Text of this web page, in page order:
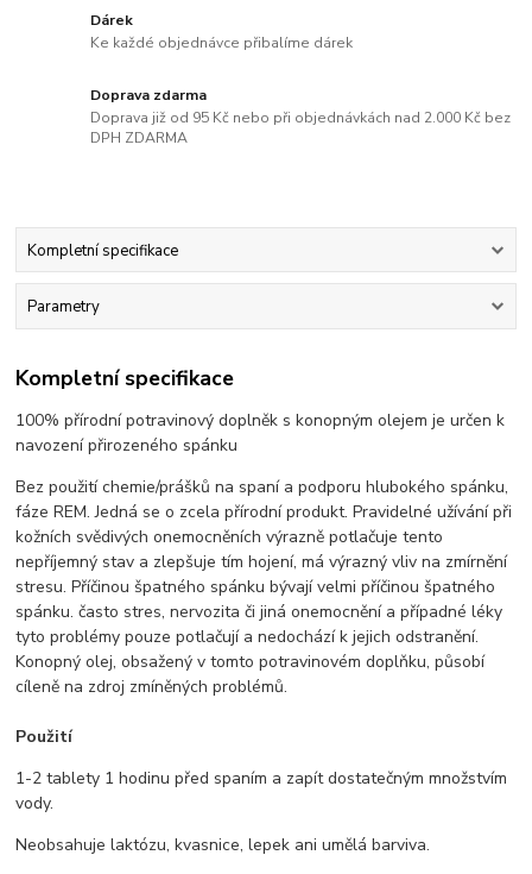
Dárek
Ke každé objednávce přibalíme dárek
Doprava zdarma
Doprava již od 95 Kč nebo při objednávkách nad 2.000 Kč bez
DPH ZDARMA
Kompletní specifikace
Parametry
Kompletní specifikace
100% přírodní potravinový doplněk s konopným olejem je určen k
navození přirozeného spánku
Bez použití chemie/prášků na spaní a podporu hlubokého spánku,
fáze REM. Jedná se o zcela přírodní produkt. Pravidelné užívání při
kožních svědivých onemocněních výrazně potlačuje tento
nepříjemný stav a zlepšuje tím hojení, má výrazný vliv na zmírnění
stresu. Příčinou špatného spánku bývají velmi příčinou špatného
spánku. často stres, nervozita či jiná onemocnění a případné léky
tyto problémy pouze potlačují a nedochází k jejich odstranění.
Konopný olej, obsažený v tomto potravinovém doplňku, působí
cíleně na zdroj zmíněných problémů.
Použití
1-2 tablety 1 hodinu před spaním a zapít dostatečným množstvím
vody.
Neobsahuje laktózu, kvasnice, lepek ani umělá barviva.